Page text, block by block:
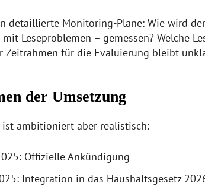
detaillierte Monitoring-Pläne: Wie wird
mit Leseproblemen – gemessen? Welche
Zeitrahmen für die Evaluierung bleibt
der Umsetzung
ist ambitioniert aber realistisch:
Offizielle Ankündigung
Integration in das Haushaltsgesetz